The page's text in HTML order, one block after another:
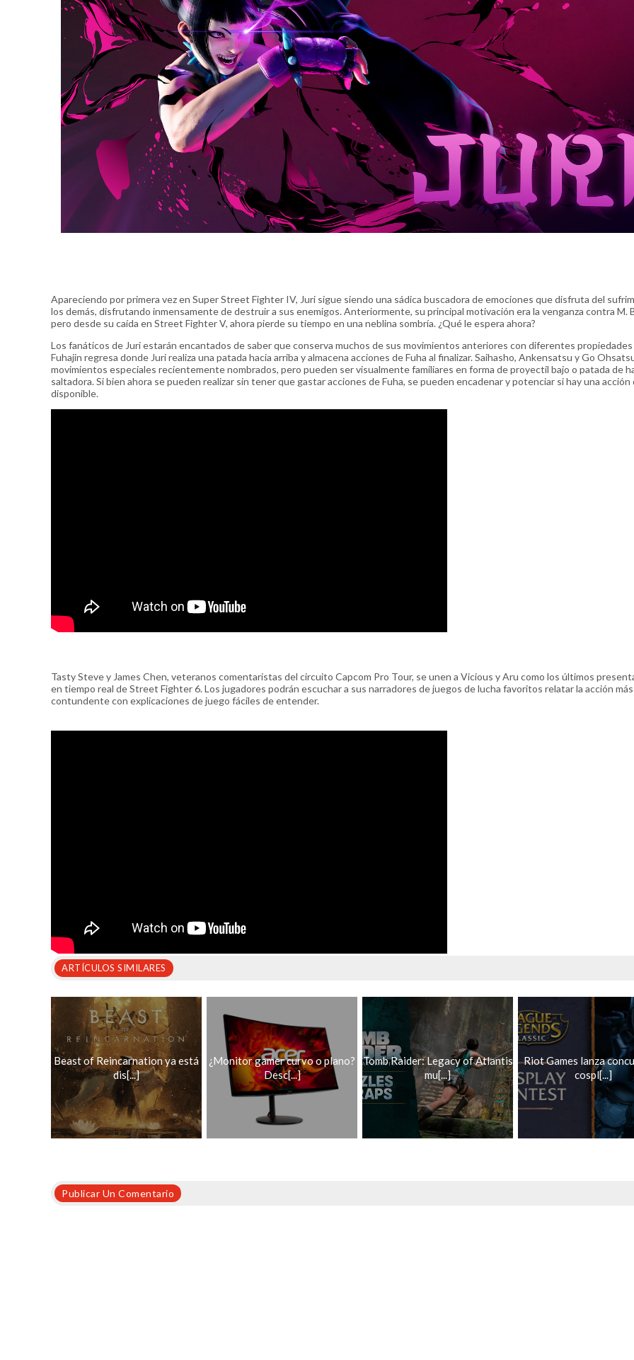
Apareciendo por primera vez en Super Street Fighter IV, Juri sigue siendo una sádica buscadora de emociones que disfruta del
los demás, disfrutando inmensamente de destruir a sus enemigos. Anteriormente, su principal motivación era la venganza contra M.
pero desde su caída en Street Fighter V, ahora pierde su tiempo en una neblina sombría. ¿Qué le espera ahora?
Los fanáticos de Juri estarán encantados de saber que conserva muchos de sus movimientos anteriores con diferentes propiedades
Fuhajin regresa donde Juri realiza una patada hacia arriba y almacena acciones de Fuha al finalizar. Saihasho, Ankensatsu y Go
movimientos especiales recientemente nombrados, pero pueden ser visualmente familiares en forma de proyectil bajo o patada de
saltadora. Si bien ahora se pueden realizar sin tener que gastar acciones de Fuha, se pueden encadenar y potenciar si hay una acción
disponible.
Tasty Steve y James Chen, veteranos comentaristas del circuito Capcom Pro Tour, se unen a Vicious y Aru como los últimos
en tiempo real de Street Fighter 6. Los jugadores podrán escuchar a sus narradores de juegos de lucha favoritos relatar la acción más
contundente con explicaciones de juego fáciles de entender.
ARTÍCULOS SIMILARES
Beast of Reincarnation ya está
dis[...]
¿Monitor gamer curvo o plano?
Desc[...]
Tomb Raider: Legacy of Atlantis
mu[...]
Riot Games lanza
cospl[...]
Publicar Un Comentario